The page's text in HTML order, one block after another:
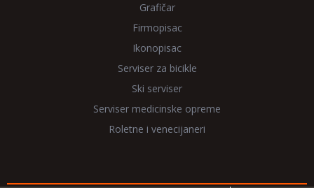
Grafičar
Firmopisac
Ikonopisac
Serviser za bicikle
Ski serviser
Serviser medicinske opreme
Roletne i venecijaneri